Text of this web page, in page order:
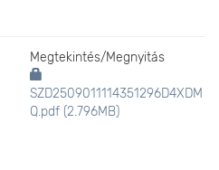
Megtekintés/Megnyitás
SZD2509011114351296D4XDM
Q.pdf (2.796MB)